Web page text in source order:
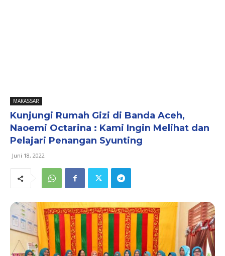
MAKASSAR
Kunjungi Rumah Gizi di Banda Aceh,
Naoemi Octarina : Kami Ingin Melihat dan
Pelajari Penangan Syunting
Juni 18, 2022